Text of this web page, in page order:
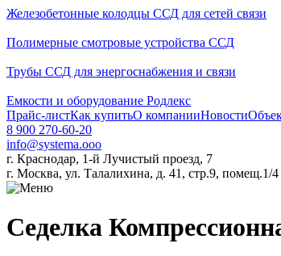
Железобетонные колодцы ССД для сетей связи
Полимерные смотровые устройства ССД
Трубы ССД для энергоснабжения и связи
Емкости и оборудование Родлекс
Прайс-листКак купитьО компанииНовости
8 900 270-60-20
info@systema.ooo
г. Краснодар, 1-й Лучистый проезд, 7
г. Москва, ул. Талалихина, д. 41, стр.9, помещ.1/4
Седелка